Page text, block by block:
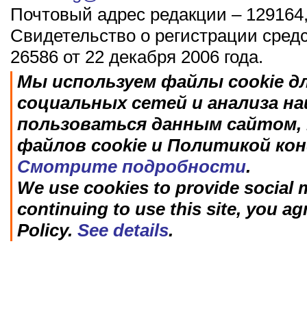
Почтовый адрес редакции –
Свидетельство о регистрации
26586 от 22 декабря 2006 года.
Мы используем файлы cookie
социальных сетей и анализа
пользоваться данным
файлов cookie и Политикой
Смотрите подробности.
We use cookies to provide social
continuing to use this site, you
Policy. See details.